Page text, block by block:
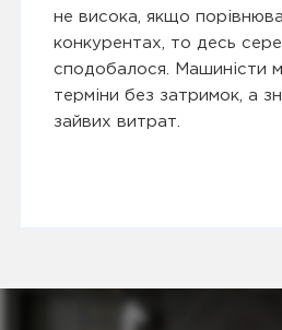
не висока, якщо
конкурентах, то десь
сподобалося. Машиністи
терміни без затримок, а
зайвих витрат.